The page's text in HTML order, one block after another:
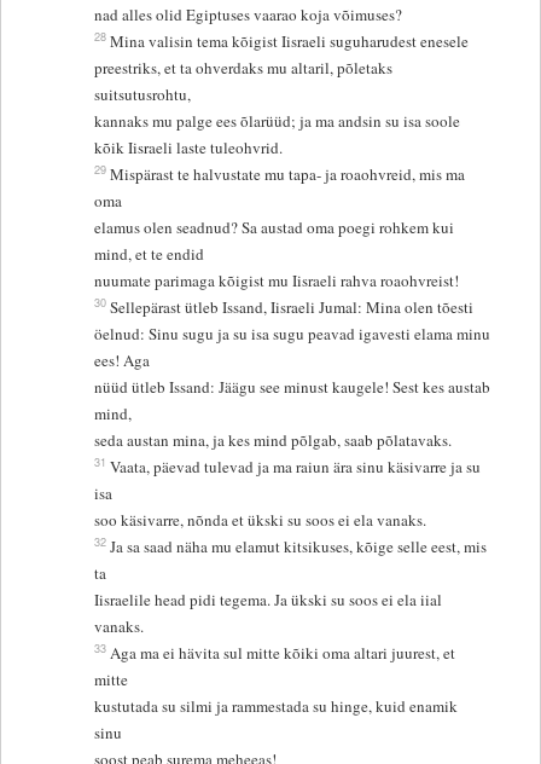
nad alles olid Egiptuses vaarao koja võimuses?
28 Mina valisin tema kõigist Iisraeli suguharudest enesele
preestriks, et ta ohverdaks mu altaril, põletaks
suitsutusrohtu,
kannaks mu palge ees õlarüüd; ja ma andsin su isa soole
kõik Iisraeli laste tuleohvrid.
29 Mispärast te halvustate mu tapa- ja roaohvreid, mis ma
oma
elamus olen seadnud? Sa austad oma poegi rohkem kui
mind, et te endid
nuumate parimaga kõigist mu Iisraeli rahva roaohvreist!
30 Sellepärast ütleb Issand, Iisraeli Jumal: Mina olen tõesti
öelnud: Sinu sugu ja su isa sugu peavad igavesti elama minu
ees! Aga
nüüd ütleb Issand: Jäägu see minust kaugele! Sest kes austab
mind,
seda austan mina, ja kes mind põlgab, saab põlatavaks.
31 Vaata, päevad tulevad ja ma raiun ära sinu käsivarre ja su
isa
soo käsivarre, nõnda et ükski su soos ei ela vanaks.
32 Ja sa saad näha mu elamut kitsikuses, kõige selle eest, mis
ta
Iisraelile head pidi tegema. Ja ükski su soos ei ela iial
vanaks.
33 Aga ma ei hävita sul mitte kõiki oma altari juurest, et
mitte
kustutada su silmi ja rammestada su hinge, kuid enamik
sinu
soost peab surema meheeas!